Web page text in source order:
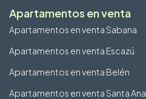
Apartamentos en venta
Apartamentos en venta Sabana
Apartamentos en venta Escazú
Apartamentos en venta Belén
Apartamentos en venta Santa Ana